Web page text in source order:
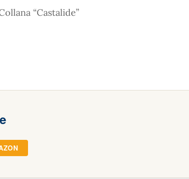
“Castalide”